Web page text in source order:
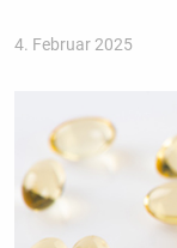
4. Februar 2025